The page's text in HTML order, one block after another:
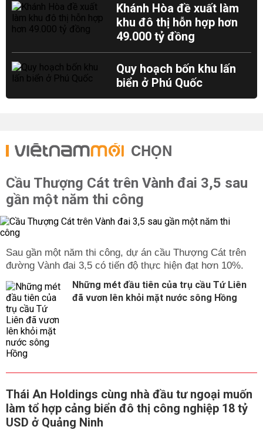
Khánh Hòa đề xuất làm
khu đô thị hỗn hợp hơn
49.000 tỷ đồng
Quy hoạch bốn khu lấn
biển ở Phú Quốc
CHỌN
Cầu Thượng Cát trên Vành đai 3,5 sau
gần một năm thi công
Sau gần một năm thi công, dự án cầu Thượng Cát trên
đường Vành đai 3,5 có tiến độ thực hiện đạt hơn 10%.
Những mét đầu tiên của trụ cầu Tứ Liên
đã vươn lên khỏi mặt nước sông Hồng
Thái An Holdings cùng nhà đầu tư ngoại muốn
làm tổ hợp cảng biển đô thị công nghiệp 18 tỷ
USD ở Quảng Ninh